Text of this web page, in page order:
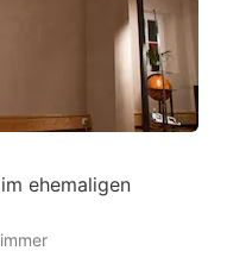
ehemaligen